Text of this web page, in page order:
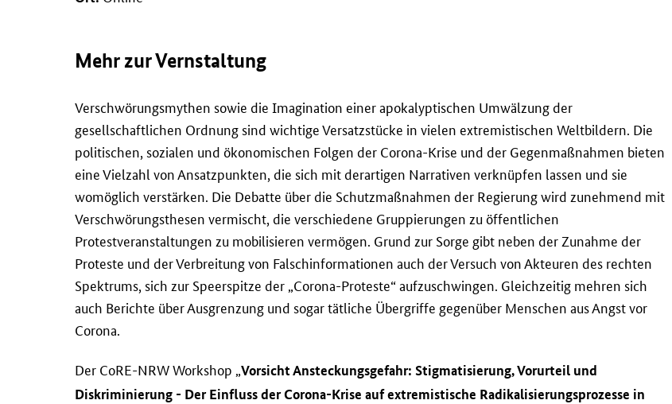
Mehr zur Vernstaltung
Verschwörungsmythen sowie die Imagination einer apokalyptischen Umwälzung der
gesellschaftlichen Ordnung sind wichtige Versatzstücke in vielen extremistischen Weltbildern. Die
politischen, sozialen und ökonomischen Folgen der Corona-Krise und der Gegenmaßnahmen bieten
eine Vielzahl von Ansatzpunkten, die sich mit derartigen Narrativen verknüpfen lassen und sie
womöglich verstärken. Die Debatte über die Schutzmaßnahmen der Regierung wird zunehmend mit
Verschwörungsthesen vermischt, die verschiedene Gruppierungen zu öffentlichen
Protestveranstaltungen zu mobilisieren vermögen. Grund zur Sorge gibt neben der Zunahme der
Proteste und der Verbreitung von Falschinformationen auch der Versuch von Akteuren des rechten
Spektrums, sich zur Speerspitze der „Corona-Proteste“ aufzuschwingen. Gleichzeitig mehren sich
auch Berichte über Ausgrenzung und sogar tätliche Übergriffe gegenüber Menschen aus Angst vor
Corona.
Der CoRE-NRW Workshop „Vorsicht Ansteckungsgefahr: Stigmatisierung, Vorurteil und
Diskriminierung - Der Einfluss der Corona-Krise auf extremistische Radikalisierungsprozesse in